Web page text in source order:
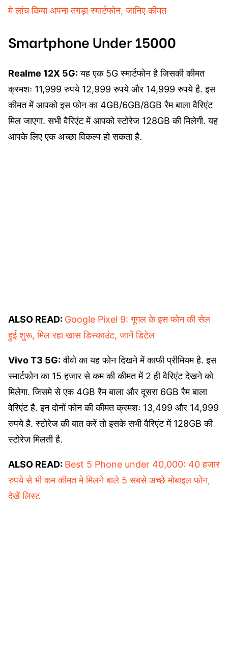
मे लांच किया अपना तगड़ा स्मार्टफोन, जानिए कीमत
Smartphone Under 15000
Realme 12X 5G:यह एक 5G स्मार्टफोन है जिसकी कीमत
क्रमशः 11,999 रुपये 12,999 रुपये और 14,999 रुपये है. इस
कीमत में आपको इस फोन का 4GB/6GB/8GB रैम बाला वैरिएंट
मिल जाएगा. सभी वैरिएंट में आपको स्टोरेज 128GB की मिलेगी. यह
आपके लिए एक अच्छा विकल्प हो सकता है.
ALSO READ: Google Pixel 9: गूगल के इस फोन की सेल
हुई शुरू, मिल रहा खास डिस्काउंट, जानें डिटेल
Vivo T3 5G:वीवो का यह फोन दिखने में काफी प्रीमियम है. इस
स्मार्टफोन का 15 हजार से कम की कीमत में 2 ही वैरिएंट देखने को
मिलेगा. जिसमे से एक 4GB रैम बाला और दूसरा 6GB रैम बाला
वेरिएंट है. इन दोनों फोन की कीमत क्रमशः 13,499 और 14,999
रुपये है. स्टोरेज की बात करें तो इसके सभी वैरिएंट में 128GB की
स्टोरेज मिलती है.
ALSO READ: Best 5 Phone under 40,000: 40 हजार
रुपये से भी कम कीमत मे मिलने बाले 5 सबसे अच्छे मोबाइल फोन,
देखें लिस्ट